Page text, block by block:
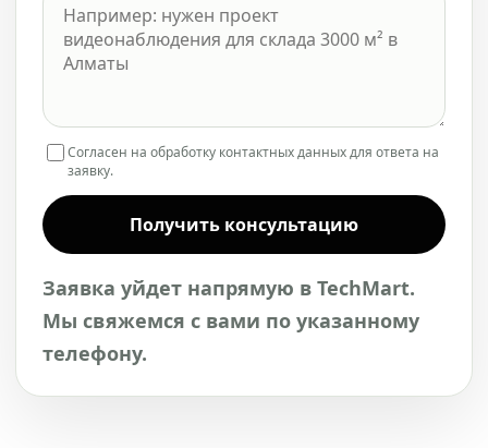
Согласен на обработку контактных данных для ответа на
заявку.
Получить консультацию
Заявка уйдет напрямую в TechMart.
Мы свяжемся с вами по указанному
телефону.